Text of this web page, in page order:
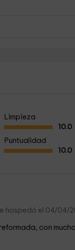
Limpieza
10.0
Puntualidad
10.0
hospedó el 04/04/
con